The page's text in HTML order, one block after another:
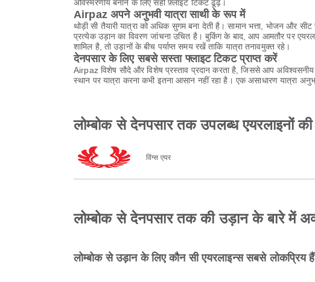
अविस्मरणीय बनाने के लिए सही फ़्लाइट टिकट ढूँढ़ें।
Airpaz अपने अनुभवी यात्रा साथी के रूप में
थोड़ी सी तैयारी यात्रा को अधिक सुगम बना देती है। सामान भत्ता, भोजन
प्रत्येक उड़ान का विवरण जांचना उचित है। बुकिंग के बाद, आप आमतौर पर
शामिल है, तो उड़ानों के बीच पर्याप्त समय रखें ताकि यात्रा तनावमुक्त रहे।
देनपसार के लिए सबसे सस्ता फ्लाइट टिकट प्राप्त करें
Airpaz विशेष सौदे और विशेष प्रस्ताव प्रदान करता है, जिससे आप
स्थान पर यात्रा करना कभी इतना आसान नहीं रहा है। एक असाधारण यात्रा
लोम्बोक से देनपसार तक उपलब्ध एयरलाइनों
विंग्स एयर
लोम्बोक से देनपसार तक की उड़ान के बारे में
लोम्बोक से उड़ान के लिए कौन सी एयरलाइन्स सबसे लोकप्रिय